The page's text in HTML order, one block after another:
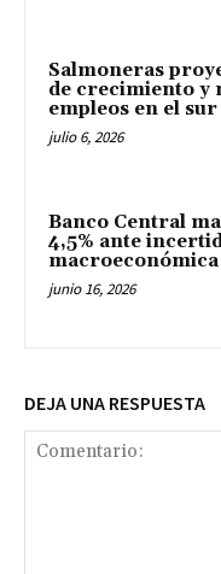
Salmoneras
de crecimiento y
empleos en el sur
julio 6, 2026
Banco Central
4,5% ante
macroeconómica
junio 16, 2026
DEJA UNA RESPUESTA